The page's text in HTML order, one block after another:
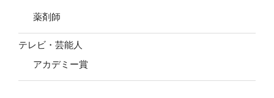
薬剤師
テレビ・芸能人
アカデミー賞